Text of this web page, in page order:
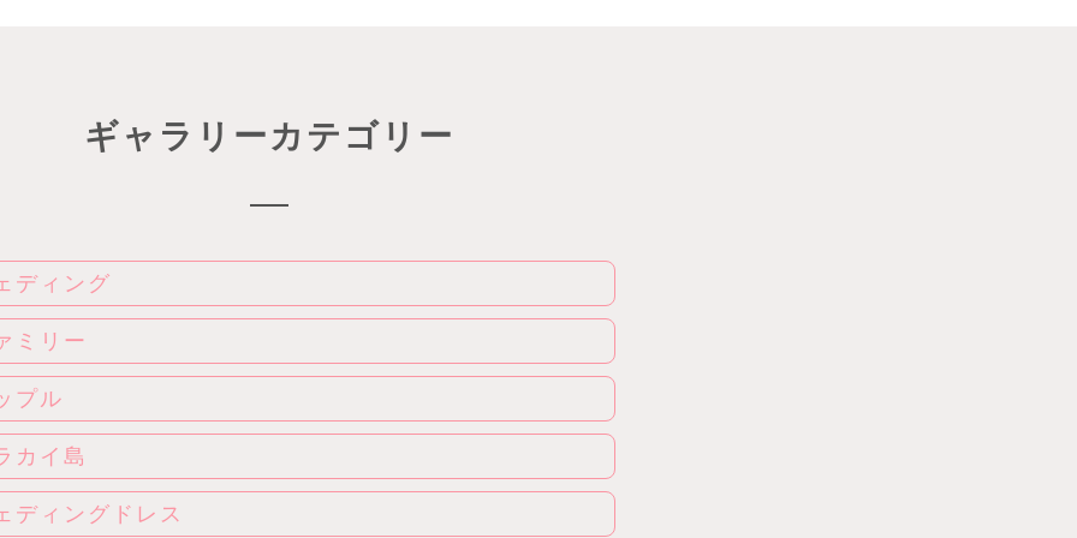
ギャラリーカテゴリー
ディング
ミリー
プル
カイ島
ディングドレス